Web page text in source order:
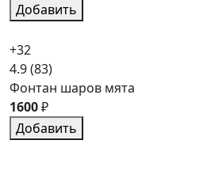
Добавить
+32
4.9(83)
Фонтан шаров мята
1600₽
Добавить